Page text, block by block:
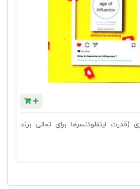
(قدرت اینفلوئنسرها برای تعالی برند